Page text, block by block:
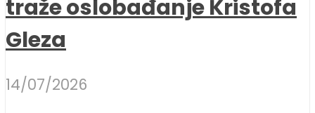
traže oslobađanje Kristofa
Gleza
14/07/2026